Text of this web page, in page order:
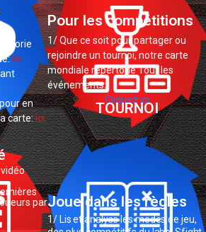
ici
en
carte:ici
TOURNOI
Pour les compétitions
1/ Que ce soit pour partager ou
rejoindre un tournoi, notre carte
mondiale répertorie Tout les
événements:
Cliquez ici
Joue dans les règles
1/ Lis et analyse les modes de jeu,
par